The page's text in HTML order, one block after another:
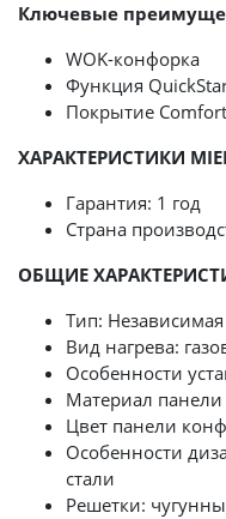
Ключевые
WOK-конфорка
Функция
Покрытие
ХАРАКТЕРИСТИКИ
Гарантия: 1 год
Страна
ОБЩИЕ
Тип: Независимая
Вид нагрева:
Особенности
Материал
Цвет панели
Особенности
стали
Решетки: